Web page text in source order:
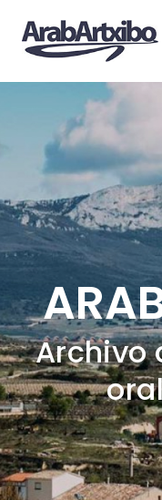
contenido
Archivo